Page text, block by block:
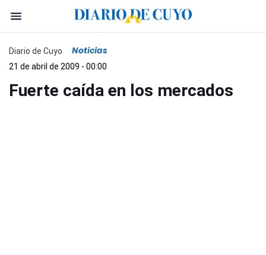
Diario de Cuyo Noticias
21 de abril de 2009 - 00:00
Fuerte caída en los mercados